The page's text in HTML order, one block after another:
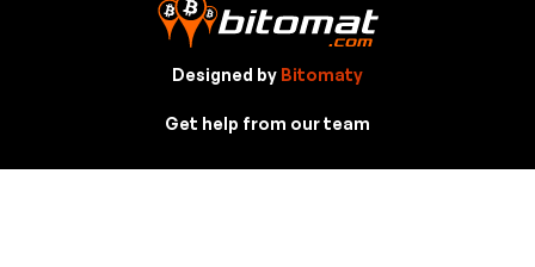
Designed by Bitomaty
Get help from our team